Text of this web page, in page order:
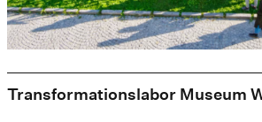
Transformationslabor Museum